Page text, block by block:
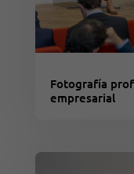
Fotografía
empresarial